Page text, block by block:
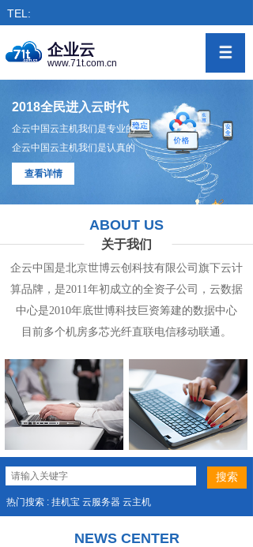
TEL:
企业云
www.71t.com.cn
2018全民进入云时代
企云中国云主机我们是专业的
企云中国云主机我们是认真的
查看详情
ABOUT US
关于我们
企云中国是北京世博云创科技有限公司旗下云计
算品牌，是2011年初成立的全资子公司， 云数据
中心是2010年底世博科技巨资筹建的数据中心
目前多个机房多芯光纤直联电信移动联通。
热门搜索 : 挂机宝 云服务器 云主机
NEWS CENTER